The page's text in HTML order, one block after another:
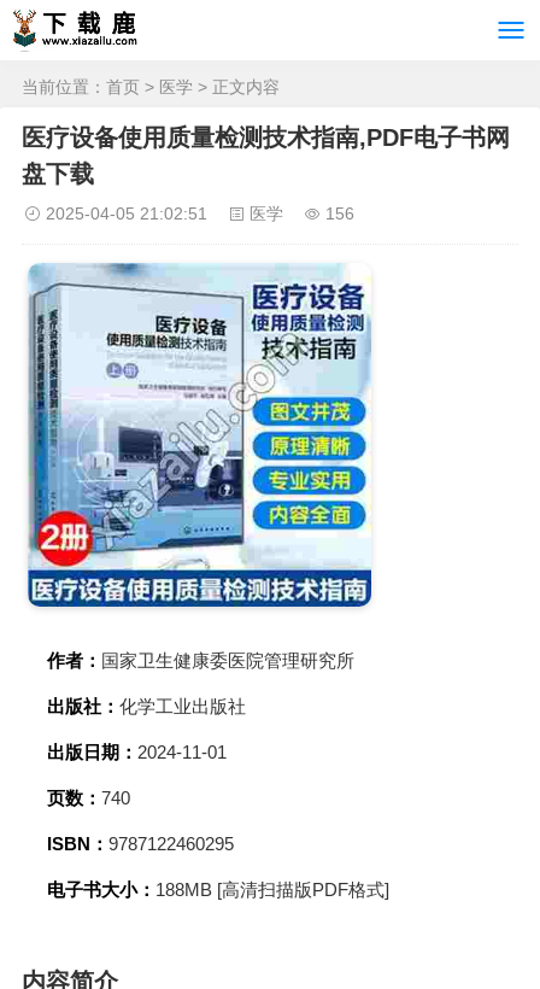
当前位置： 首页 > 医学 > 正文内容
医疗设备使用质量检测技术指南,PDF电子书网
盘下载
2025-04-05 21:02:51 医学 156
作者： 国家卫生健康委医院管理研究所
出版社： 化学工业出版社
出版日期： 2024-11-01
页数： 740
ISBN： 9787122460295
电子书大小： 188MB [高清扫描版PDF格式]
内容简介